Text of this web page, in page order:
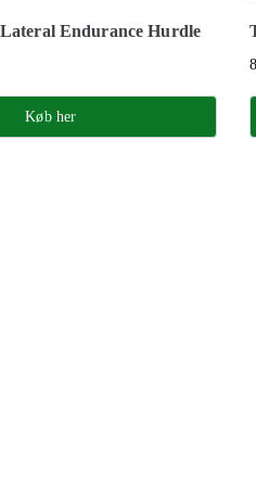
Endurance Hurdle
Køb her